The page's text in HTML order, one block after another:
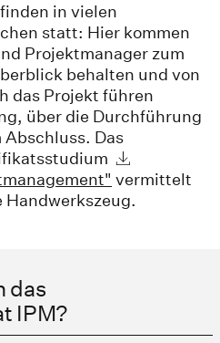
in vielen
statt: Hier kommen
Projektmanager zum
behalten und von
das Projekt führen
über die Durchführung
Das
vermittelt
Handwerkszeug.
das
IPM?